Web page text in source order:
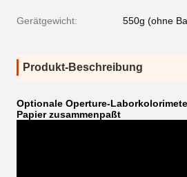
Gerätgewicht: 550g (ohne
Produkt-Beschreibung
Optionale Operture-
Papier zusammenpaßt